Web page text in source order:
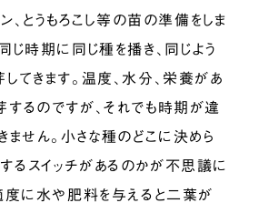
ン、とうもろこし等の苗の準備をしま
じ時期に同じ種を播き、同じよう
てきます。温度、水分、栄養があ
るのですが、それでも時期が違
ません。小さな種のどこに決めら
るスイッチがあるのかが不思議に
度に水や肥料を与えると二葉が